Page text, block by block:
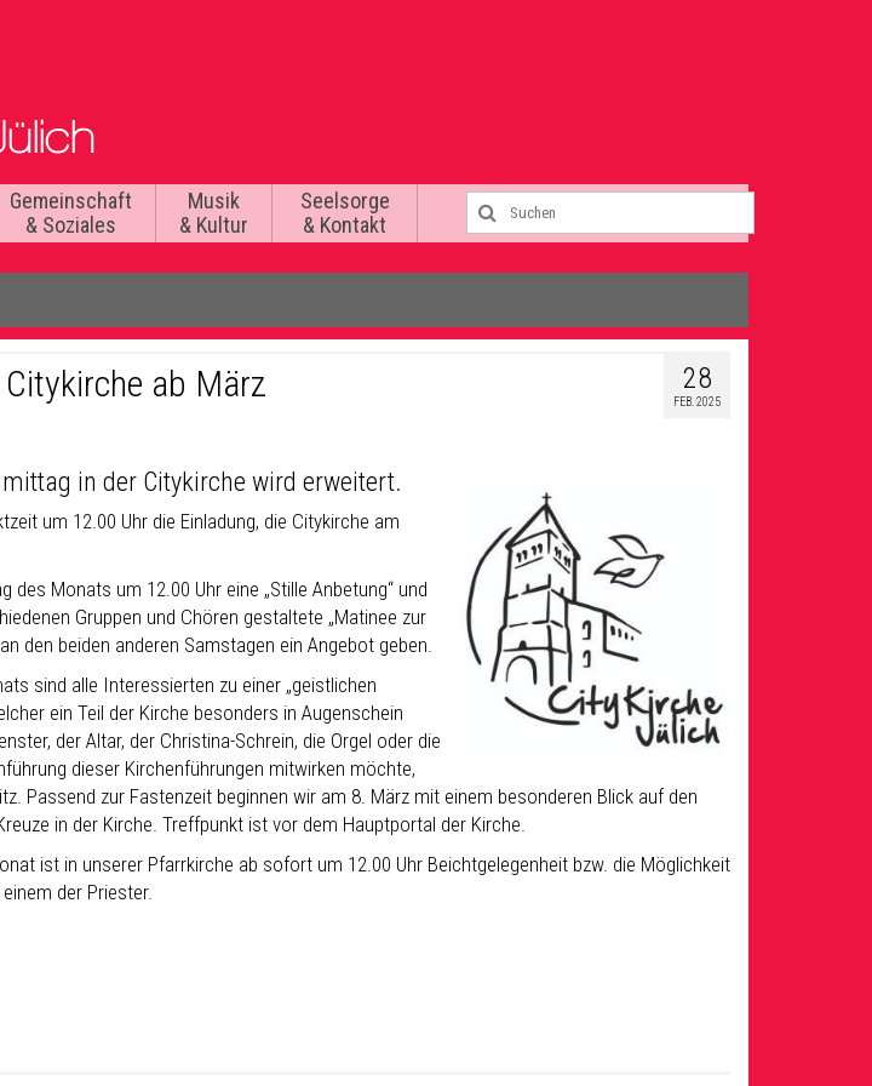
Gemeinschaft
& Soziales
Musik
& Kultur
Seelsorge
& Kontakt
28
FEB. 2025
ab März
in der Citykirche wird erweitert.
um 12.00 Uhr die Einladung, die Citykirche am
des Monats um 12.00 Uhr eine „Stille Anbetung“ und
Gruppen und Chören gestaltete „Matinee zur
den beiden anderen Samstagen ein Angebot geben.
sind alle Interessierten zu einer „geistlichen
ein Teil der Kirche besonders in Augenschein
der Altar, der Christina-Schrein, die Orgel oder die
dieser Kirchenführungen mitwirken möchte,
Passend zur Fastenzeit beginnen wir am 8. März mit einem besonderen Blick auf den
in der Kirche. Treffpunkt ist vor dem Hauptportal der Kirche.
ist in unserer Pfarrkirche ab sofort um 12.00 Uhr Beichtgelegenheit bzw. die Möglichkeit
der Priester.